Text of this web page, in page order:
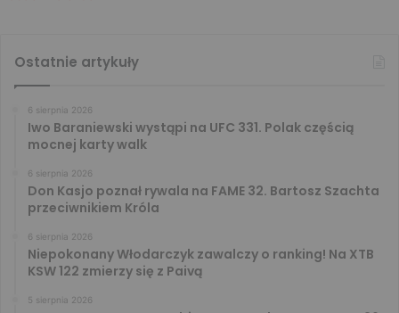
Ostatnie artykuły
6 sierpnia 2026
Iwo Baraniewski wystąpi na UFC 331. Polak częścią
mocnej karty walk
6 sierpnia 2026
Don Kasjo poznał rywala na FAME 32. Bartosz Szachta
przeciwnikiem Króla
6 sierpnia 2026
Niepokonany Włodarczyk zawalczy o ranking! Na XTB
KSW 122 zmierzy się z Paivą
5 sierpnia 2026